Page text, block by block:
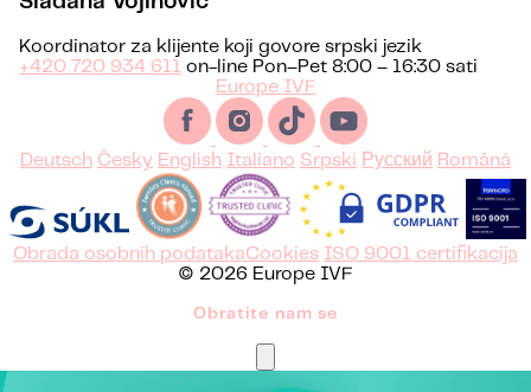
Koordinator za klijente koji govore srpski jezik
+420 720 934 611
on-line Pon–Pet 8:00 – 16:30 sati
Europe IVF
Deutsch Česky English Italiano Srpski Русский Română
Obrada osobnih podatakaCookies
ISO 9001 certifikacija
© 2026 Europe IVF
Obratite nam se